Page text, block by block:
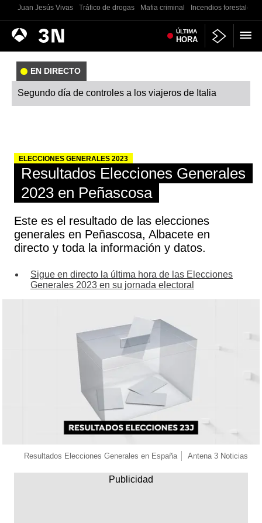
Juan Jesús Vivas Tráfico de drogas Mafia criminal Incendios forestales
Antena
3
Noticias ÚLTIMA
HORA
EN DIRECTO
Segundo día de controles a los viajeros de Italia
ELECCIONES GENERALES 2023
Resultados Elecciones Generales
2023 en Peñascosa
Este es el resultado de las elecciones
generales en Peñascosa, Albacete en
directo y toda la información y datos.
Sigue en directo la última hora de las Elecciones
Generales 2023 en su jornada electoral
Resultados Elecciones Generales en España Antena 3 Noticias